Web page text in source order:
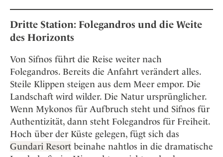
Dritte Station: Folegandros und die Weite
des Horizonts
Von Sifnos führt die Reise weiter nach
Folegandros. Bereits die Anfahrt verändert alles.
Steile Klippen steigen aus dem Meer empor. Die
Landschaft wird wilder. Die Natur ursprünglicher.
Wenn Mykonos für Aufbruch steht und Sifnos für
Authentizität, dann steht Folegandros für Freiheit.
Hoch über der Küste gelegen, fügt sich das
Gundari Resort beinahe nahtlos in die dramatische